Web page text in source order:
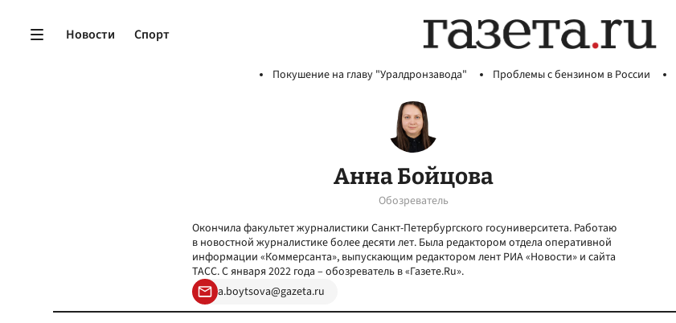
Новости Спорт
Покушение на главу "Уралдронзавода" Проблемы с бензином в России
Анна Бойцова
Обозреватель
Окончила факультет журналистики Санкт-Петербургского госуниверситета. Работаю
в новостной журналистике более десяти лет. Была редактором отдела оперативной
информации «Коммерсанта», выпускающим редактором лент РИА «Новости» и сайта
ТАСС. С января 2022 года – обозреватель в «Газете.Ru».
a.boytsova@gazeta.ru